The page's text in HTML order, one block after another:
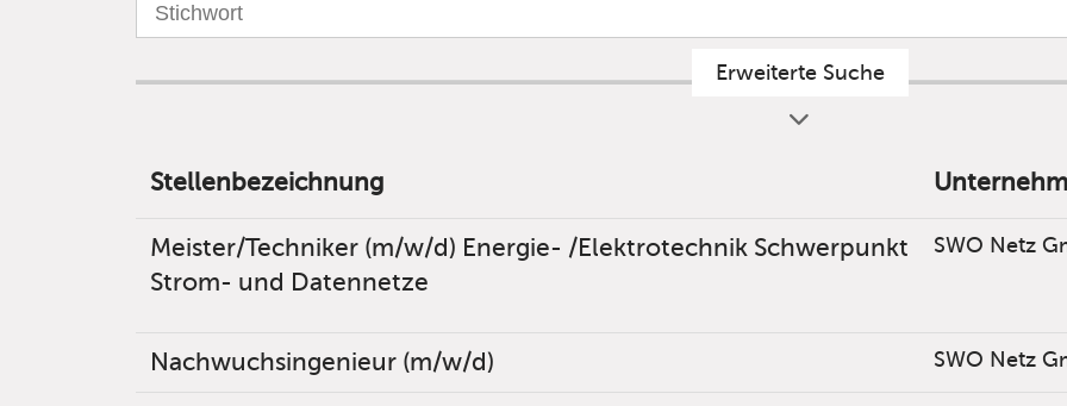
Erweiterte Suche
Stellenbezeichnung
Meister/Techniker (m/w/d) Energie- /Elektrotechnik Schwerpunkt
Strom- und Datennetze
SWO Netz
Nachwuchsingenieur (m/w/d) SWO Netz